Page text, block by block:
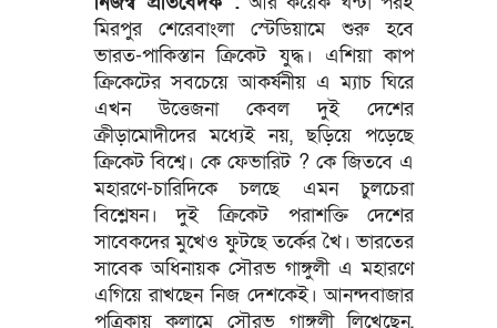
মিরপুর শেরেবাংলা স্টেডিয়ামে শুরু হবে
ভারত-পাকিস্তান ক্রিকেট যুদ্ধ। এশিয়া কাপ
ক্রিকেটের সবচেয়ে আকর্ষনীয় এ ম্যাচ ঘিরে
এখন উত্তেজনা কেবল দুই দেশের
ক্রীড়ামোদীদের মধ্যেই নয়, ছড়িয়ে পড়েছে
ক্রিকেট বিশ্বে। কে ফেভারিট ? কে জিতবে এ
মহারণে-চারিদিকে চলছে এমন চুলচেরা
বিশ্লেষন। দুই ক্রিকেট পরাশক্তি দেশের
সাবেকদের মুখেও ফুটছে তর্কের খৈ। ভারতের
সাবেক অধিনায়ক সৌরভ গাঙ্গুলী এ মহারণে
এগিয়ে রাখছেন নিজ দেশকেই। আনন্দবাজার
পত্রিকায় কলামে সৌরভ গাঙ্গুলী লিখেছেন,